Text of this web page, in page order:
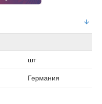
шт
Германия